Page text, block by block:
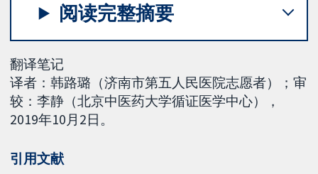
阅读完整摘要
翻译笔记
译者：韩路璐（济南市第五人民医院志愿者）；审
较：李静（北京中医药大学循证医学中心），
2019年10月2日。
引用文献